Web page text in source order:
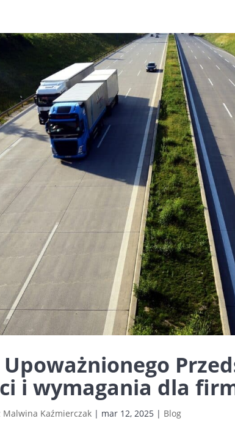
i wymagania dla
Malwina Kaźmierczak | mar 12, 2025 | Blog